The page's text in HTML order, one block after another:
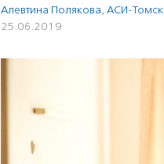
Алевтина Полякова, АСИ-Томск
25.06.2019